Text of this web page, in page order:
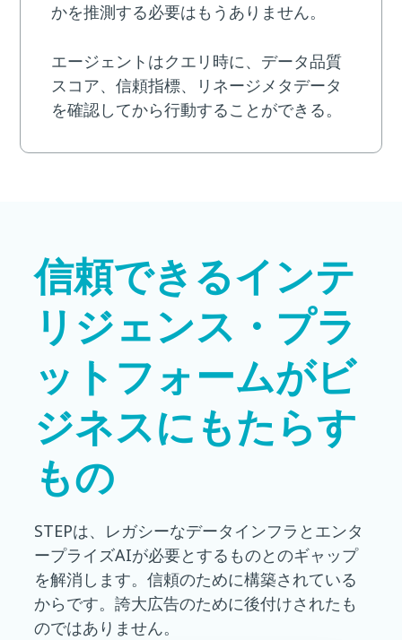
かを推測する必要はもうありません。
エージェントはクエリ時に、データ品質
スコア、信頼指標、リネージメタデータ
を確認してから行動することができる。
信頼できるインテ
リジェンス・プラ
ットフォームがビ
ジネスにもたらす
もの
STEPは、レガシーなデータインフラとエンタ
ープライズAIが必要とするものとのギャップ
を解消します。信頼のために構築されている
からです。誇大広告のために後付けされたも
のではありません。